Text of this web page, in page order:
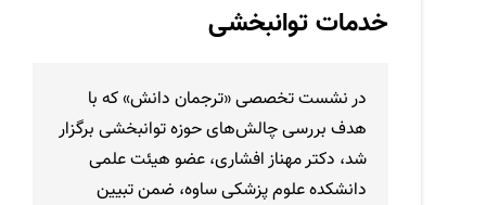
خدمات توانبخشی
در نشست تخصصی «ترجمان دانش» که با
هدف بررسی چالش‌های حوزه توانبخشی برگزار
شد، دکتر مهناز افشاری، عضو هیئت علمی
دانشکده علوم پزشکی ساوه، ضمن تبیین